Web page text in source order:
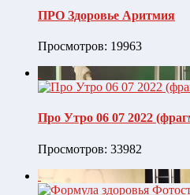
ПРО Здоровье Аритмия
Просмотров: 19963
Про Утро 06 07 2022
Просмотров: 33982